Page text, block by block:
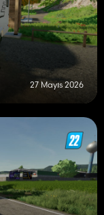
27 Mayıs 2026